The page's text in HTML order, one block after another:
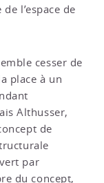
l’espace de
cesser de
place à un
Althusser,
de
par
du concept,